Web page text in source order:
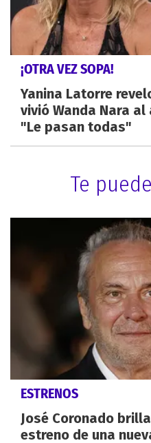
¡OTRA VEZ SOPA!
Yanina Latorre
vivió Wanda Nara
"Le pasan todas"
Te
ESTRENOS
José Coronado
estreno de una